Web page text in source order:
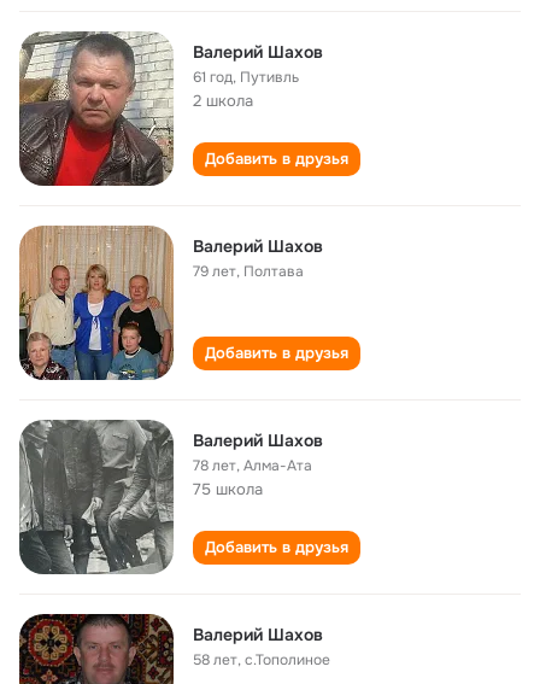
Валерий Шахов
61 год, Путивль
2 школа
Добавить в друзья
Валерий Шахов
79 лет, Полтава
Добавить в друзья
Валерий Шахов
78 лет,Алма-Ата
75 школа
Добавить в друзья
Валерий Шахов
58 лет,с.Тополиное